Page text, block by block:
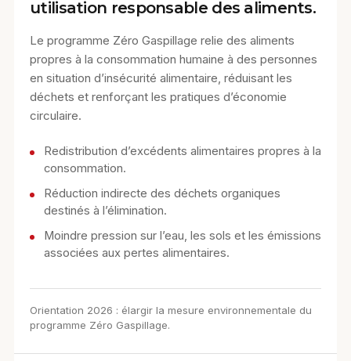
utilisation responsable des aliments.
Le programme Zéro Gaspillage relie des aliments
propres à la consommation humaine à des personnes
en situation d’insécurité alimentaire, réduisant les
déchets et renforçant les pratiques d’économie
circulaire.
Redistribution d’excédents alimentaires propres à la
consommation.
Réduction indirecte des déchets organiques
destinés à l’élimination.
Moindre pression sur l’eau, les sols et les émissions
associées aux pertes alimentaires.
Orientation 2026 : élargir la mesure environnementale du
programme Zéro Gaspillage.